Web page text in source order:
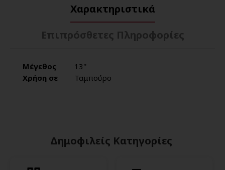
Χαρακτηριστικά
Επιπρόσθετες Πληροφορίες
Μέγεθος
13''
Χρήση σε
Ταμπούρο
Δημοφιλείς Κατηγορίες